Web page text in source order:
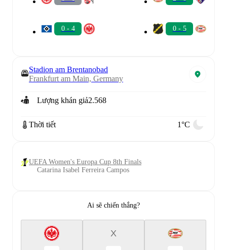
0 - 4 0 - 5
Stadion am Brentanobad
Frankfurt am Main, Germany
Lượng khán giả2.568
Thời tiết 1°C
UEFA Women's Europa Cup 8th Finals
Catarina Isabel Ferreira Campos
Ai sẽ chiến thắng?
X